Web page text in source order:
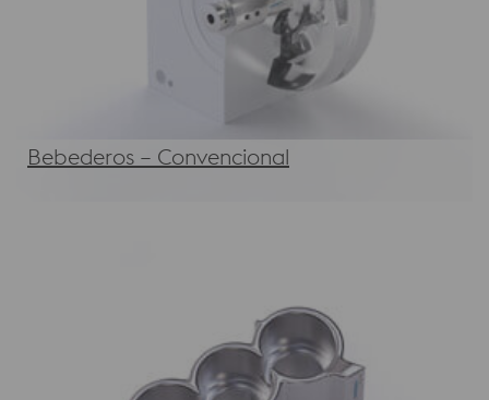
Bebederos – Convencional